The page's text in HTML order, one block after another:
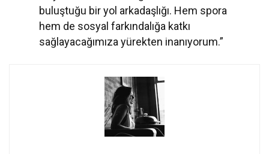
buluştuğu bir yol arkadaşlığı. Hem spora
hem de sosyal farkındalığa katkı
sağlayacağımıza yürekten inanıyorum.”